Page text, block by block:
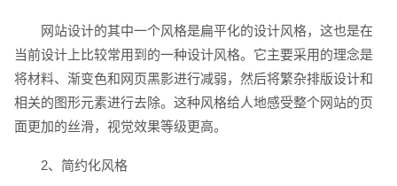
网站设计的其中一个风格是扁平化的设计风格，这也是在
当前设计上比较常用到的一种设计风格。它主要采用的理念是
将材料、渐变色和网页黑影进行减弱，然后将繁杂排版设计和
相关的图形元素进行去除。这种风格给人地感受整个网站的页
面更加的丝滑，视觉效果等级更高。
2、简约化风格
电话 微信号